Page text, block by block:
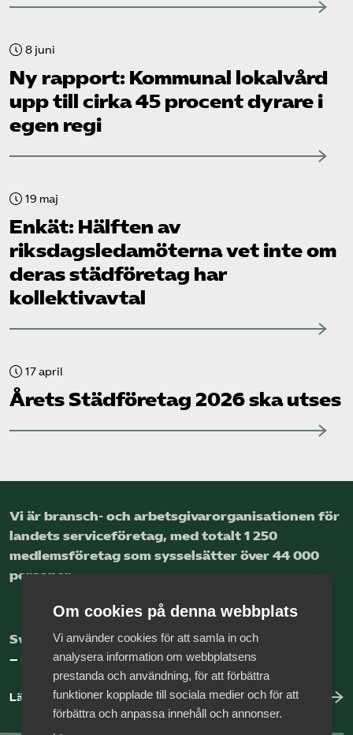
8 juni
Ny rapport: Kommunal lokalvård
upp till cirka 45 procent dyrare i
egen regi
19 maj
Enkät: Hälften av
riksdagsledamöterna vet inte om
deras städ­företag har
kollektivavtal
17 april
Årets Städ­företag 2026 ska utses
Vi är bransch- och arbetsgivar­organisationen för
landets service­företag, med totalt 1 250
medlems­företag som sysselsätter över 44 000
personer.
Sveriges nya basnäring
– landets främsta integrationsmotor.
Läs mer om oss
Om cookies på denna webbplats
Vi använder cookies för att samla in och
analysera information om webbplatsens
prestanda och användning, för att förbättra
funktioner kopplade till sociala medier och för att
förbättra och anpassa innehåll och annonser.